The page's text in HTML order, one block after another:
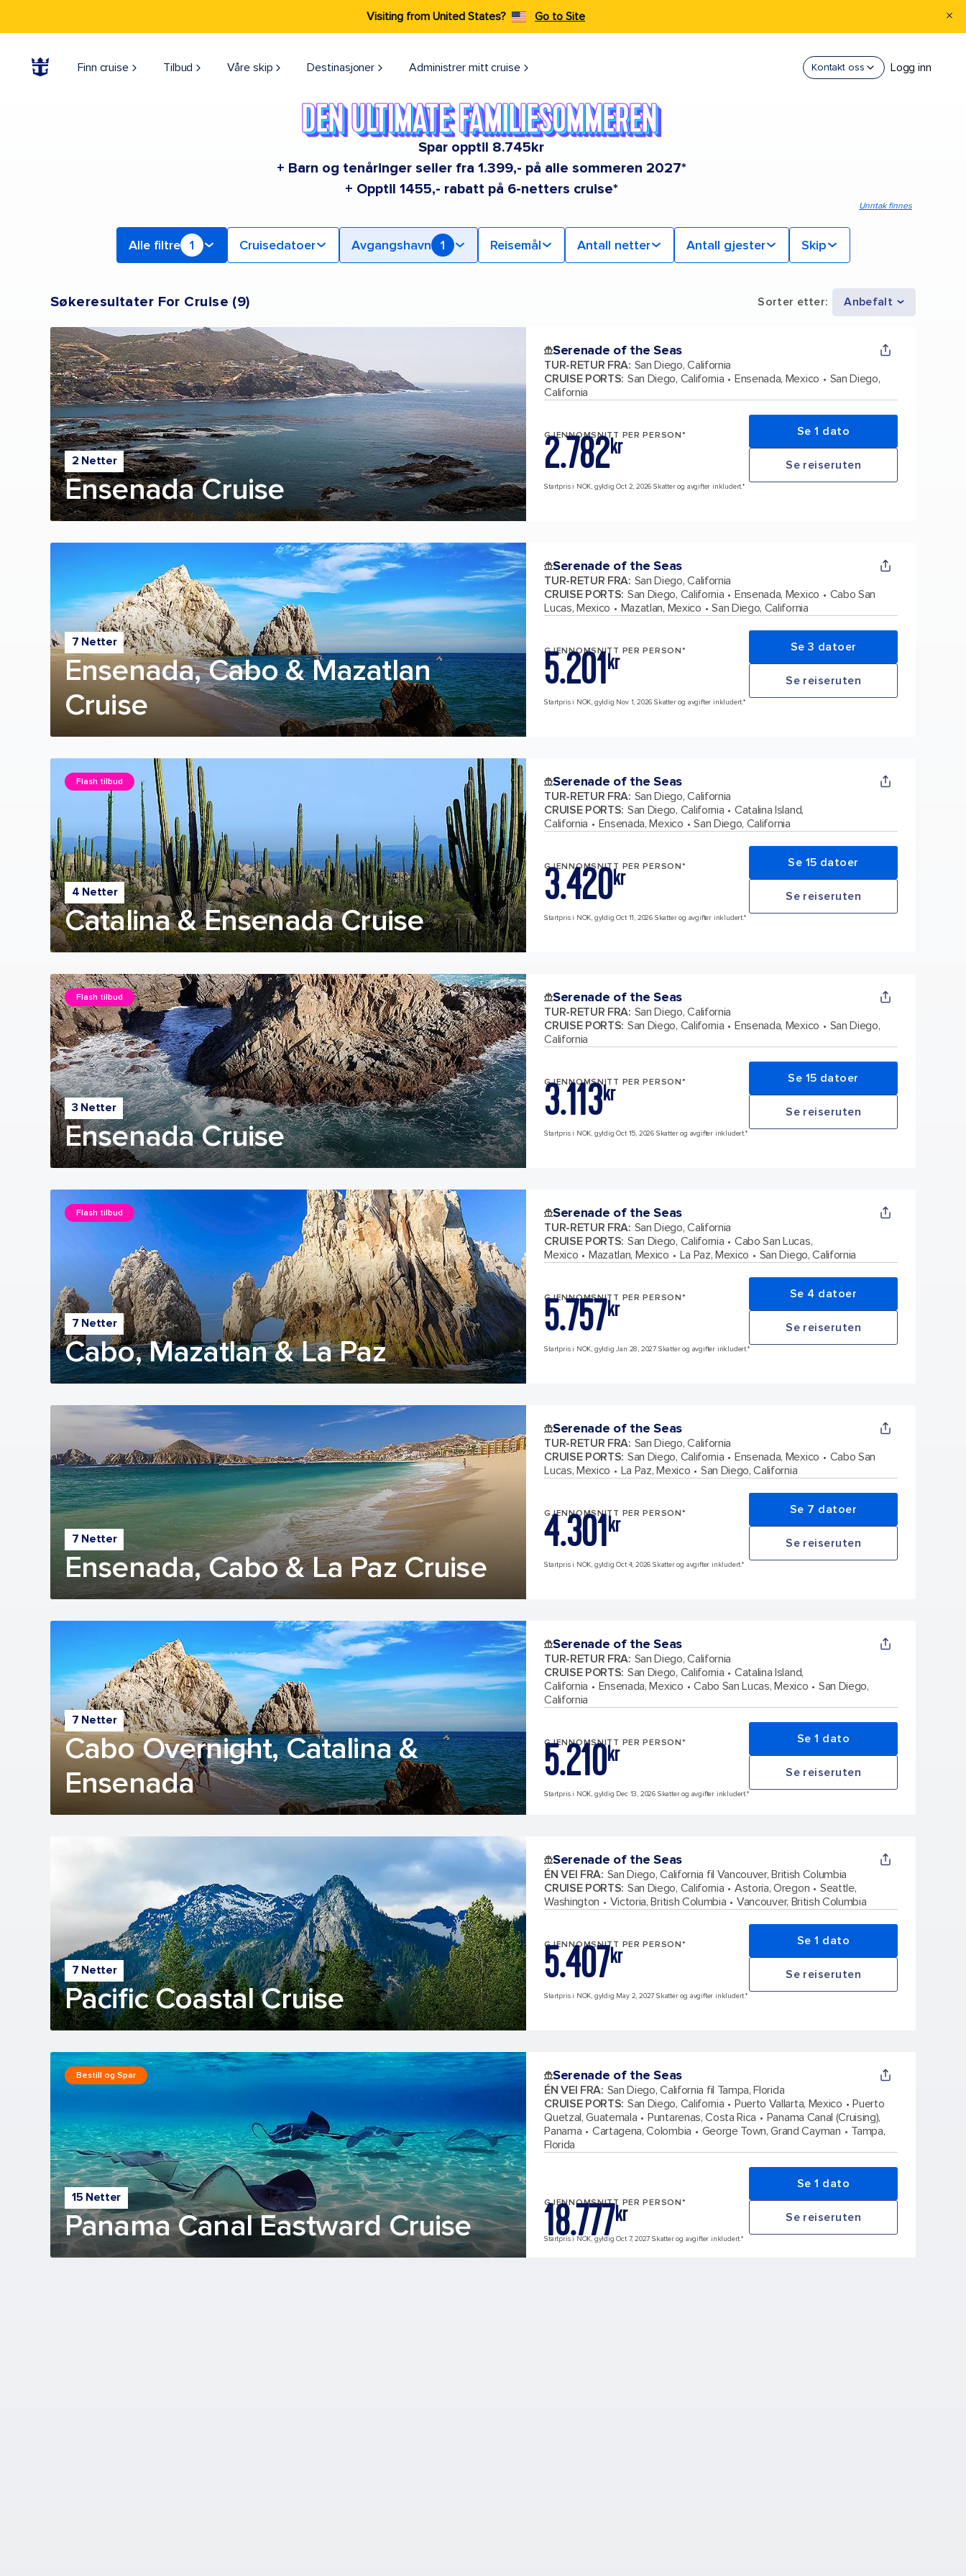
Visiting from United States? Go to Site
Finn cruise Tilbud Våre skip Destinasjoner Administrer mitt cruise Kontakt oss Logg inn
Spar opptil 8.745kr
+ Barn og tenåringer seiler fra 1.399,- på alle sommeren 2027*
+ Opptil 1455,- rabatt på 6-netters cruise*
Unntak finnes
Alle filtre 1 Cruisedatoer Avgangshavn 1 Reisemål Antall netter Antall gjester Skip
Søkeresultater For Cruise (9) Sorter etter: Anbefalt
2 Netter
Ensenada Cruise
Serenade of the Seas
TUR-RETUR FRA: San Diego, California
CRUISE PORTS: San Diego, California Ensenada, Mexico
San Diego,
California
GJENNOMSNITT PER PERSON*
kr
2.782 Se 1 dato
Se reiseruten
Startpris i NOK, gyldig Oct 2, 2026 Skatter og avgifter inkludert.*
7 Netter
Ensenada, Cabo & Mazatlan
Cruise
Serenade of the Seas
TUR-RETUR FRA: San Diego, California
CRUISE PORTS: San Diego, California Ensenada, Mexico
Cabo San
Lucas, Mexico
Mazatlan, Mexico San Diego, California
GJENNOMSNITT PER PERSON*
kr
5.201 Se 3 datoer
Se reiseruten
Startpris i NOK, gyldig Nov 1, 2026 Skatter og avgifter inkludert.*
4 Netter
Catalina & Ensenada Cruise
Flash tilbud Serenade of the Seas
TUR-RETUR FRA: San Diego, California
CRUISE PORTS: San Diego, California
Catalina Island,
California
Ensenada, Mexico San Diego, California
GJENNOMSNITT PER PERSON*
kr
3.420 Se 15 datoer
Se reiseruten
Startpris i NOK, gyldig Oct 11, 2026 Skatter og avgifter inkludert.*
3 Netter
Ensenada Cruise
Flash tilbud Serenade of the Seas
TUR-RETUR FRA: San Diego, California
CRUISE PORTS: San Diego, California Ensenada, Mexico
San Diego,
California
GJENNOMSNITT PER PERSON*
kr
3.113 Se 15 datoer
Se reiseruten
Startpris i NOK, gyldig Oct 15, 2026 Skatter og avgifter inkludert.*
7 Netter
Cabo, Mazatlan & La Paz
Flash tilbud Serenade of the Seas
TUR-RETUR FRA: San Diego, California
CRUISE PORTS: San Diego, California
Cabo San Lucas,
Mexico
Mazatlan, Mexico La Paz, Mexico San Diego, California
GJENNOMSNITT PER PERSON*
kr
5.757 Se 4 datoer
Se reiseruten
Startpris i NOK, gyldig Jan 28, 2027 Skatter og avgifter inkludert.*
7 Netter
Ensenada, Cabo & La Paz Cruise
Serenade of the Seas
TUR-RETUR FRA: San Diego, California
CRUISE PORTS: San Diego, California Ensenada, Mexico
Cabo San
Lucas, Mexico
La Paz, Mexico San Diego, California
GJENNOMSNITT PER PERSON*
kr
4.301 Se 7 datoer
Se reiseruten
Startpris i NOK, gyldig Oct 4, 2026 Skatter og avgifter inkludert.*
7 Netter
Cabo Overnight, Catalina &
Ensenada
Serenade of the Seas
TUR-RETUR FRA: San Diego, California
CRUISE PORTS: San Diego, California
Catalina Island,
California
Ensenada, Mexico Cabo San Lucas, Mexico
San Diego,
California
GJENNOMSNITT PER PERSON*
kr
5.210 Se 1 dato
Se reiseruten
Startpris i NOK, gyldig Dec 13, 2026 Skatter og avgifter inkludert.*
7 Netter
Pacific Coastal Cruise
Serenade of the Seas
ÉN VEI FRA: San Diego, California fil Vancouver, British Columbia
CRUISE PORTS: San Diego, California Astoria, Oregon
Seattle,
Washington
Victoria, British Columbia Vancouver, British Columbia
GJENNOMSNITT PER PERSON*
kr
5.407 Se 1 dato
Se reiseruten
Startpris i NOK, gyldig May 2, 2027 Skatter og avgifter inkludert.*
15 Netter
Panama Canal Eastward Cruise
Bestill og Spar Serenade of the Seas
ÉN VEI FRA: San Diego, California fil Tampa, Florida
CRUISE PORTS: San Diego, California Puerto Vallarta, Mexico
Puerto
Quetzal, Guatemala
Puntarenas, Costa Rica
Panama Canal (Cruising),
Panama
Cartagena, Colombia George Town, Grand Cayman
Tampa,
Florida
GJENNOMSNITT PER PERSON*
kr
18.777
Se 1 dato
Se reiseruten
Startpris i NOK, gyldig Oct 7, 2027 Skatter og avgifter inkludert.*